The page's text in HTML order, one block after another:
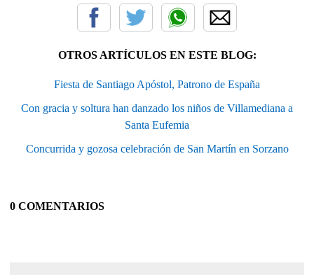
OTROS ARTÍCULOS EN ESTE BLOG:
Fiesta de Santiago Apóstol, Patrono de España
Con gracia y soltura han danzado los niños de Villamediana a
Santa Eufemia
Concurrida y gozosa celebración de San Martín en Sorzano
0 COMENTARIOS